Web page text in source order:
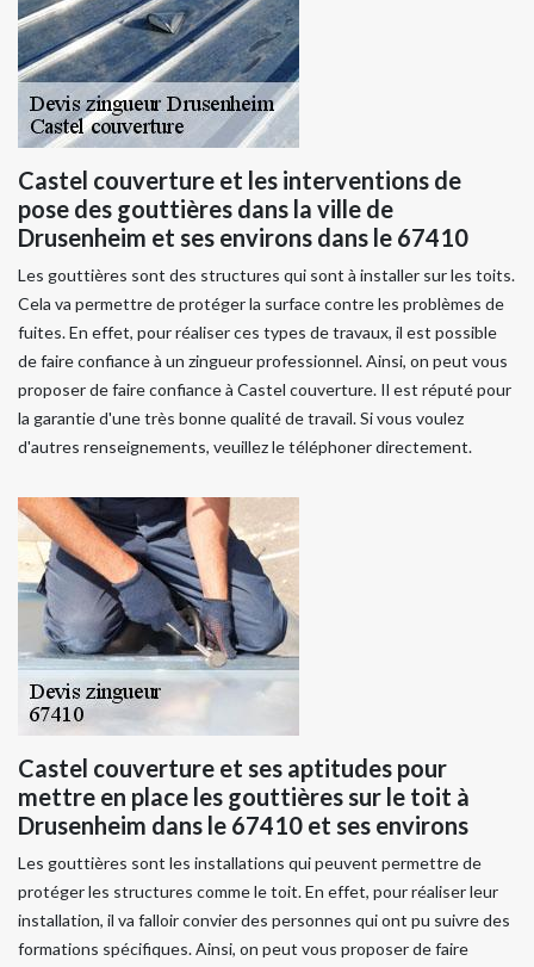
Castel couverture et les interventions de
pose des gouttières dans la ville de
Drusenheim et ses environs dans le 67410
Les gouttières sont des structures qui sont à installer sur les toits.
Cela va permettre de protéger la surface contre les problèmes de
fuites. En effet, pour réaliser ces types de travaux, il est possible
de faire confiance à un zingueur professionnel. Ainsi, on peut vous
proposer de faire confiance à Castel couverture. Il est réputé pour
la garantie d'une très bonne qualité de travail. Si vous voulez
d'autres renseignements, veuillez le téléphoner directement.
Castel couverture et ses aptitudes pour
mettre en place les gouttières sur le toit à
Drusenheim dans le 67410 et ses environs
Les gouttières sont les installations qui peuvent permettre de
protéger les structures comme le toit. En effet, pour réaliser leur
installation, il va falloir convier des personnes qui ont pu suivre des
formations spécifiques. Ainsi, on peut vous proposer de faire